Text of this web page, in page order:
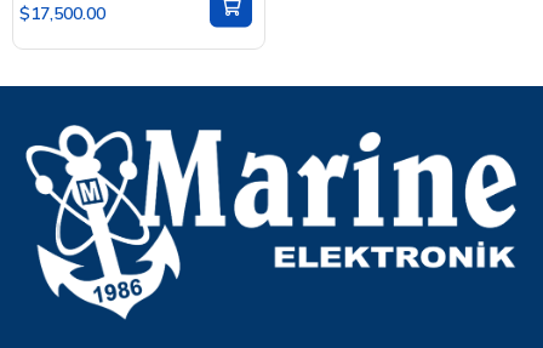
$17,500.00